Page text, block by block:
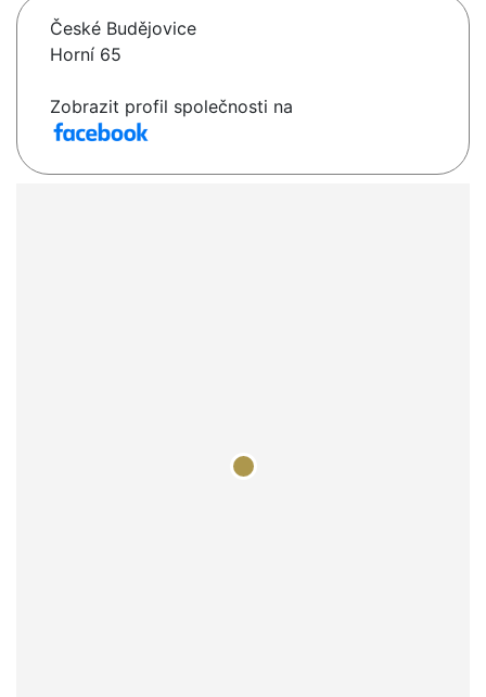
České Budějovice
Horní 65
Zobrazit profil společnosti na